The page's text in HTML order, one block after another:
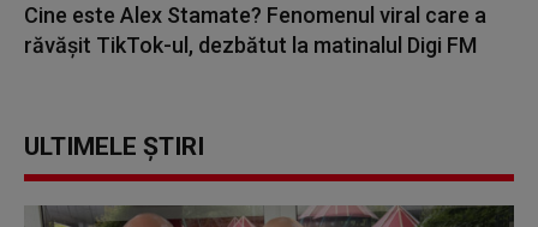
Cine este Alex Stamate? Fenomenul viral care a
răvășit TikTok-ul, dezbătut la matinalul Digi FM
ULTIMELE ȘTIRI